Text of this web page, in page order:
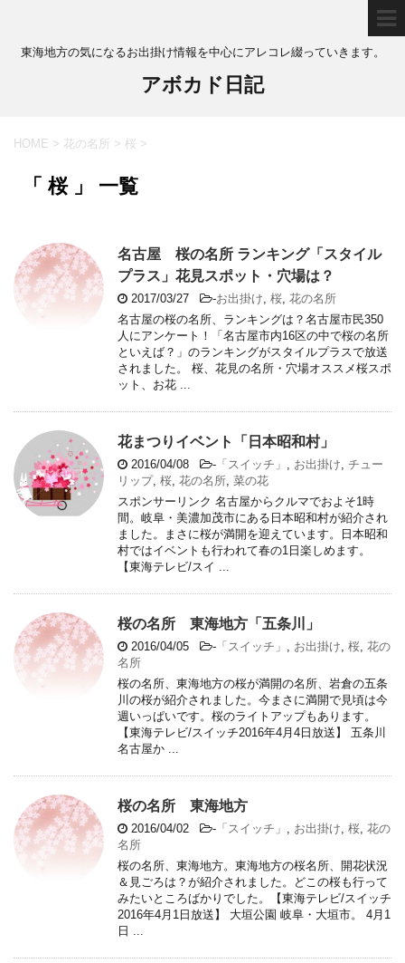
東海地方の気になるお出掛け情報を中心にアレコレ綴っていきます。
アボカド日記
HOME > 花の名所 > 桜 >
「 桜 」 一覧
名古屋 桜の名所 ランキング「スタイル
プラス」花見スポット・穴場は？
2017/03/27 -お出掛け 桜 花の名所
名古屋の桜の名所、ランキングは？名古屋市民350
人にアンケート！「名古屋市内16区の中で桜の名所
といえば？」のランキングがスタイルプラスで放送
されました。 桜、花見の名所・穴場オススメ桜スポ
ット、お花 ...
花まつりイベント「日本昭和村」
2016/04/08 - 「スイッチ」 お出掛け チュー
リップ, 桜 花の名所 菜の花
スポンサーリンク 名古屋からクルマでおよそ1時
間。岐阜・美濃加茂市にある日本昭和村が紹介され
ました。まさに桜が満開を迎えています。日本昭和
村ではイベントも行われて春の1日楽しめます。
【東海テレビ/スイ ...
桜の名所 東海地方「五条川」
2016/04/05 - 「スイッチ」 お出掛け 桜 花の
名所
桜の名所、東海地方の桜が満開の名所、岩倉の五条
川の桜が紹介されました。今まさに満開で見頃は今
週いっぱいです。桜のライトアップもあります。
【東海テレビ/スイッチ2016年4月4日放送】 五条川
名古屋か ...
桜の名所 東海地方
2016/04/02 - 「スイッチ」 お出掛け 桜 花の
名所
桜の名所、東海地方。東海地方の桜名所、開花状況
＆見ごろは？が紹介されました。どこの桜も行って
みたいところばかりでした。【東海テレビ/スイッチ
2016年4月1日放送】 大垣公園 岐阜・大垣市。 4月1
日 ...